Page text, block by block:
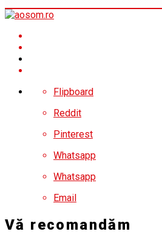
Flipboard
Reddit
Pinterest
Whatsapp
Whatsapp
Email
Vă recomandăm